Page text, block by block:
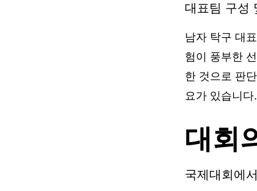
대표팀 구성
남자 탁구 대
험이 풍부한
한 것으로 판
요가 있습니다.
대회
국제대회에